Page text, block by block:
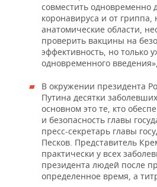
совместить одновременно
коронавируса и от гриппа,
анатомические области,
проверить вакцины на
эффективность, но только
одновременного
В окружении президента
Путина десятки
основном это те, кто
и безопасность главы
пресс-секретарь главы
Песков. Представитель
практически у всех
президента людей после
определенное время, а